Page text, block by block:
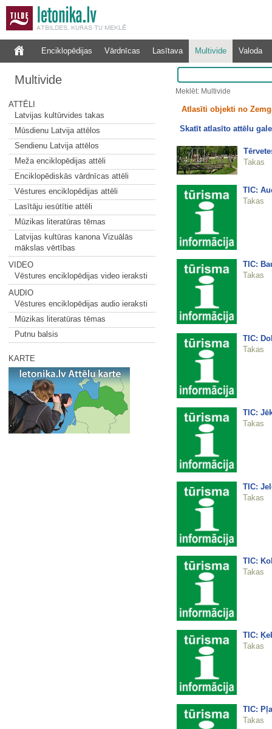
Enciklopēdijas Vārdnīcas Lasītava Multivide Valoda
Multivide
ATTĒLI
Latvijas kultūrvides takas
Mūsdienu Latvija attēlos
Sendienu Latvija attēlos
Meža enciklopēdijas attēli
Enciklopēdiskās vārdnīcas attēli
Vēstures enciklopēdijas attēli
Lasītāju iesūtītie attēli
Mūzikas literatūras tēmas
Latvijas kultūras kanona Vizuālās
mākslas vērtības
VIDEO
Vēstures enciklopēdijas video ieraksti
AUDIO
Vēstures enciklopēdijas audio ieraksti
Mūzikas literatūras tēmas
Putnu balsis
KARTE
Meklēt: Multivide
Atlasīti objekti no
Skatīt atlasīto attēlu
Takas
TIC:
Takas
TIC:
Takas
TIC:
Takas
TIC:
Takas
TIC:
Takas
TIC:
Takas
TIC:
Takas
TIC:
Takas